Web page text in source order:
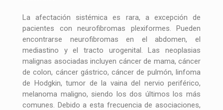
La afectación sistémica es rara, a excepción de
pacientes con neurofibromas plexiformes. Pueden
encontrarse neurofibromas en el abdomen, el
mediastino y el tracto urogenital. Las neoplasias
malignas asociadas incluyen cáncer de mama, cáncer
de colon, cáncer gástrico, cáncer de pulmón, linfoma
de Hodgkin, tumor de la vaina del nervio periférico,
melanoma maligno, siendo los dos últimos los más
comunes. Debido a esta frecuencia de asociaciones,